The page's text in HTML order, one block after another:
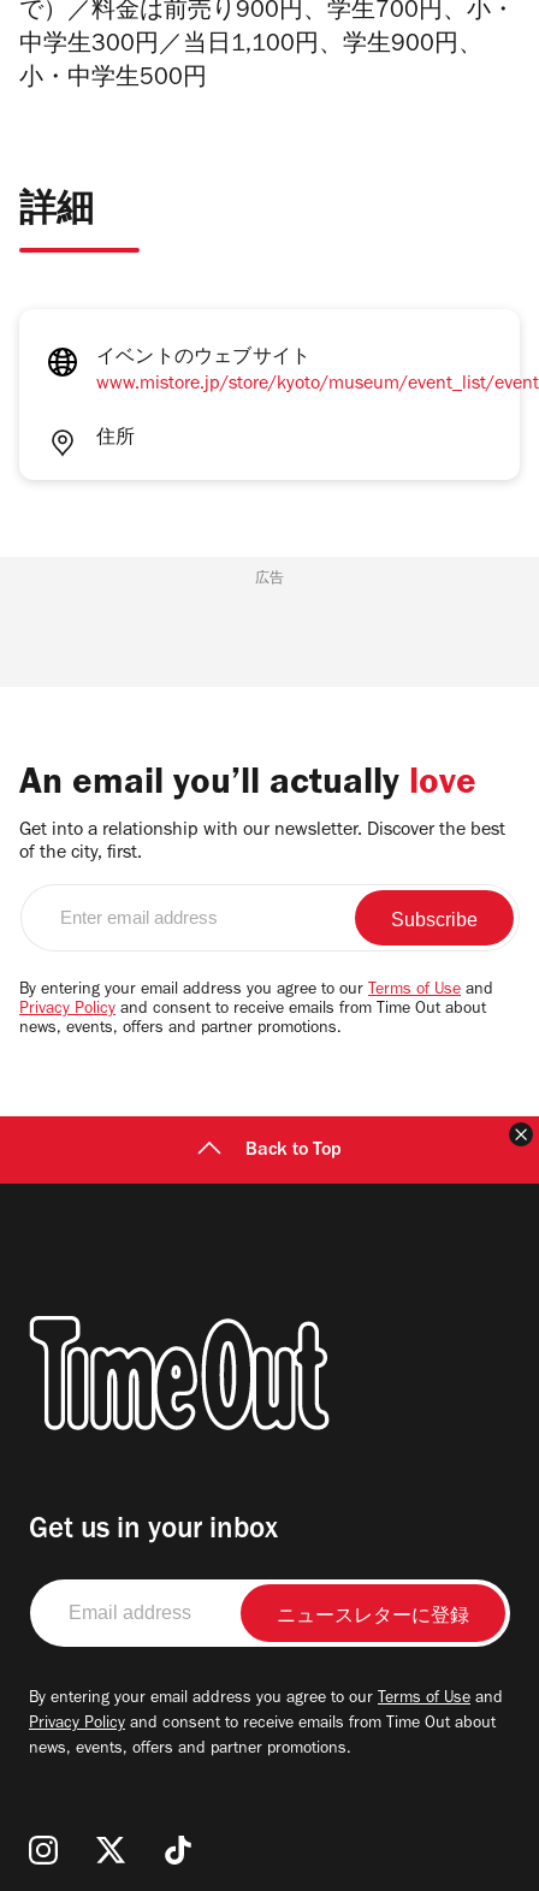
で）／料金は前売り 900円、学生 700円、小・
中学生300円／ 当日 1,100円、学生900円、
小・中学生500円
詳細
イベントのウェブサイト
www.mistore.jp/store/kyoto/museum/event_list/
住所
広告
An email you’ll actually love
Get into a relationship with our newsletter. Discover the best
of the city, first.
email
By entering your email address you agree to our Terms of Use and
Privacy Policy and consent to receive emails from Time Out about
news, events, offers and partner promotions.
Back to Top
Get us in your inbox
Email
address
By entering your email address you agree to our Terms of Use and
Privacy Policy and consent to receive emails from Time Out about
news, events, offers and partner promotions.